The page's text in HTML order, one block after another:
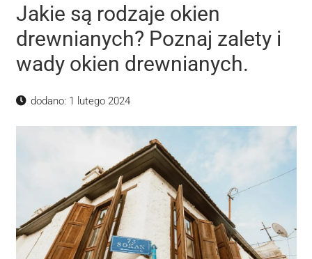
Jakie są rodzaje okien
drewnianych? Poznaj zalety i
wady okien drewnianych.
dodano: 1 lutego 2024
opcjonalne. Są
funkcjonowania
strony
internetowej.
Statystyka
Abyśmy mogli